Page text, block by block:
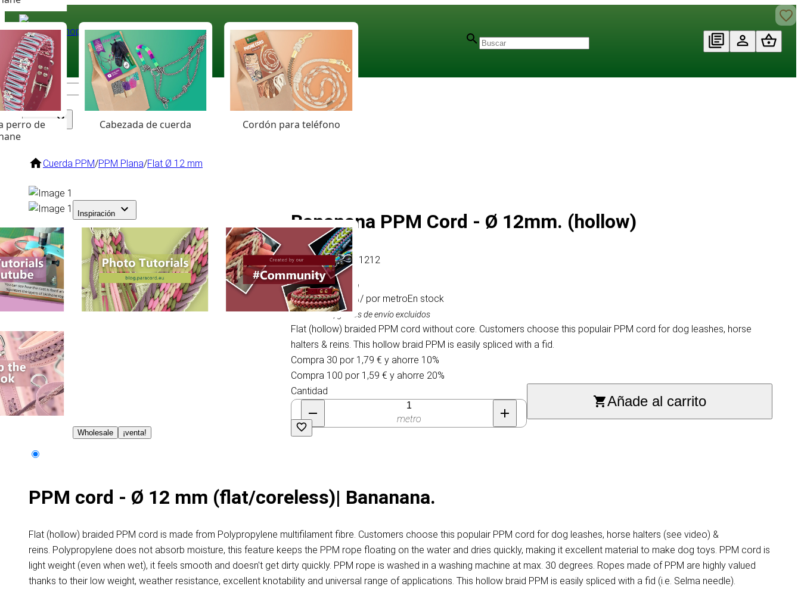
Paracord
Coloured Cord Paradise
Surtido
perro de
Cabezada de cuerda Cordón para teléfono
Inspiración
Wholesale ¡venta!
Cuerda PPM/PPM Plana/Flat Ø 12 mm
Bananana PPM Cord - Ø 12mm. (hollow)
Artículo # MT011212
1,99 €/ por metroEn stock
IVA incluido, gastos de envío excluidos
Flat (hollow) braided PPM cord without core. Customers choose this populair PPM cord for dog leashes, horse
halters & reins. This hollow braid PPM is easily spliced with a fid.
Compra 30 por 1,79 € y ahorre 10%
Compra 100 por 1,59 € y ahorre 20%
Cantidad
metro
Añade al carrito
PPM cord - Ø 12 mm (flat/coreless)| Bananana.
Flat (hollow) braided PPM cord is made from Polypropylene multifilament fibre. Customers choose this populair PPM cord for dog leashes, horse halters (see video) &
reins. Polypropylene does not absorb moisture, this feature keeps the PPM rope floating on the water and dries quickly, making it excellent material to make dog toys. PPM cord is
light weight (even when wet), it feels smooth and doesn't get dirty quickly. PPM rope is washed in a washing machine at max. 30 degrees. Ropes made of PPM are highly valued
thanks to their low weight, weather resistance, excellent knotability and universal range of applications. This hollow braid PPM is easily spliced with a fid (i.e. Selma needle).